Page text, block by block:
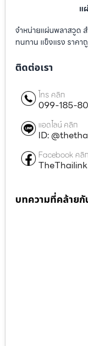
แ
จำหน่ายแผ่นพลาสวูด
ทนทาน แข็งแรง ราคา
ติดต่อเรา
โทร คลิก
099-185-
แอดไลน์ คลิก
ID:
Facebook คลิก
บทความที่คล้ายกั